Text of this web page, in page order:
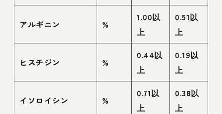
アルギニン %
1.00以
上
0.51以
上
ヒスチジン %
0.44以
上
0.19以
上
イソロイシン %
0.71以
上
0.38以
上